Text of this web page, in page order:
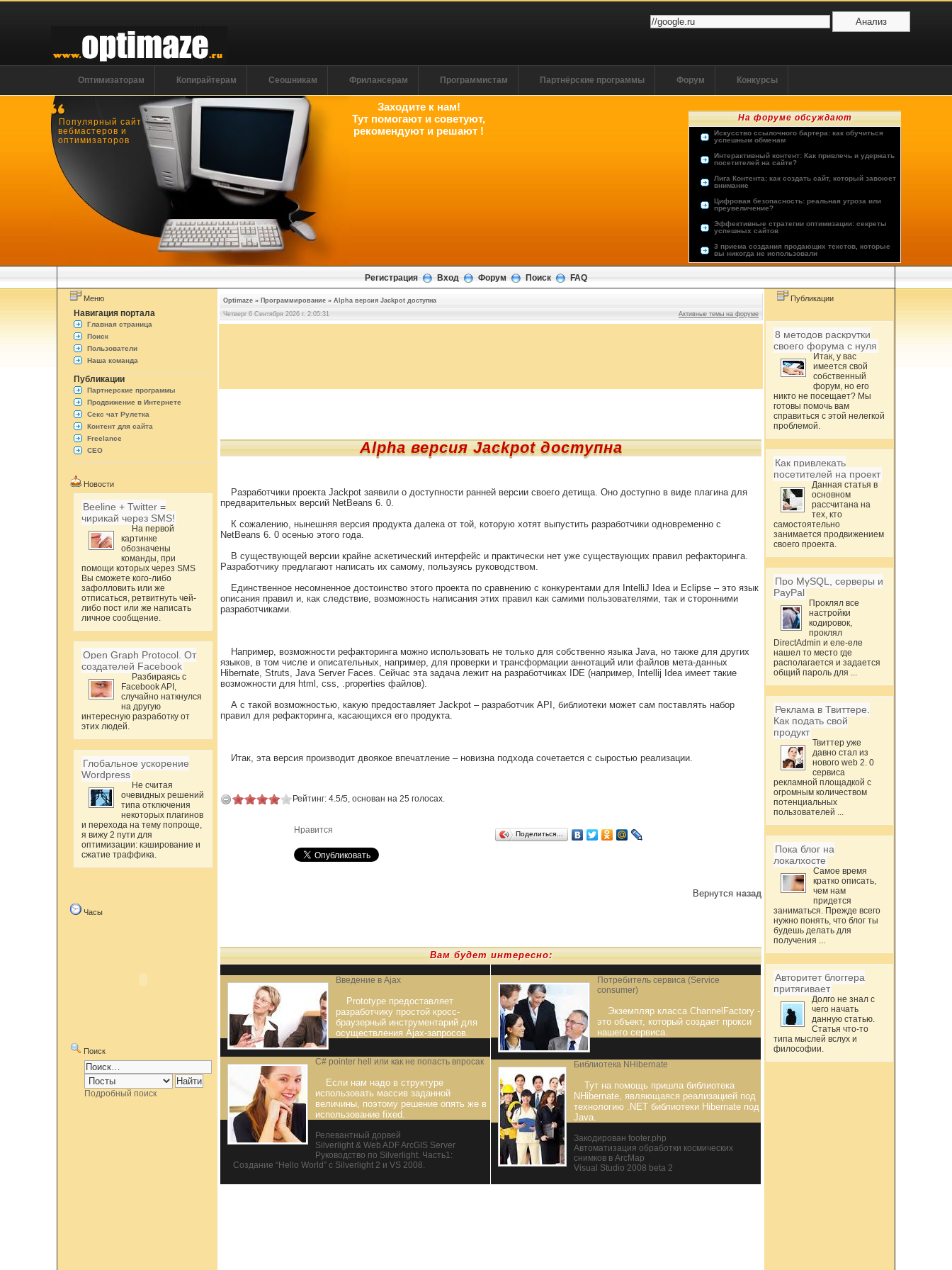
Оптимизаторам Копирайтерам Сеошникам Фрилансерам Программистам Партнёрские программы Форум Конкурсы
На форуме обсуждают
Искусство ссылочного бартера: как обучиться
успешным обменам
Интерактивный контент: Как привлечь и удержать
посетителей на сайте?
Лига Контента: как создать сайт, который завоюет
внимание
Цифровая безопасность: реальная угроза или
преувеличение?
Эффективные стратегии оптимизации: секреты
успешных сайтов
3 приема создания продающих текстов, которые
вы никогда не использовали
Опыт пользователей: лучшие хостинг-провайдеры
Популярный сайт
вебмастеров и
оптимизаторов
Заходите к нам!
Тут помогают и советуют,
рекомендуют и решают !
Регистрация Вход Форум Поиск FAQ
Меню
Навигация портала
Главная страница
Поиск
Пользователи
Наша команда
Публикации
Партнерские программы
Продвижение в Интернете
Секс чат Рулетка
Контент для сайта
Freelance
СЕО
Новости
Beeline + Twitter =
чирикай через SMS!
На первой
картинке
обозначены
команды, при
помощи которых через SMS
Вы сможете кого-либо
зафолловить или же
отписаться, ретвитнуть чей-
либо пост или же написать
личное сообщение.
Open Graph Protocol. От
создателей Facebook
Разбираясь с
Facebook API,
случайно наткнулся
на другую
интересную разработку от
этих людей.
Глобальное ускорение
Wordpress
Не считая
очевидных решений
типа отключения
некоторых плагинов
и перехода на тему попроще,
я вижу 2 пути для
оптимизации: кэширование и
сжатие траффика.
Часы
Поиск
Подробный поиск
Optimaze » Программирование » Alpha версия Jackpot доступна
Четверг 6 Сентября 2026 г. 2:05:32
Активные темы на форуме
Alpha версия Jackpot доступна
Разработчики проекта Jackpot заявили о доступности ранней версии своего детища. Оно доступно в виде плагина для
предварительных версий NetBeans 6. 0.
К сожалению, нынешняя версия продукта далека от той, которую хотят выпустить разработчики одновременно с
NetBeans 6. 0 осенью этого года.
В существующей версии крайне аскетический интерфейс и практически нет уже существующих правил рефакторинга.
Разработчику предлагают написать их самому, пользуясь руководством.
Единственное несомненное достоинство этого проекта по сравнению с конкурентами для IntelliJ Idea и Eclipse – это язык
описания правил и, как следствие, возможность написания этих правил как самими пользователями, так и сторонними
разработчиками.
Например, возможности рефакторинга можно использовать не только для собственно языка Java, но также для других
языков, в том числе и описательных, например, для проверки и трансформации аннотаций или файлов мета-данных
Hibernate, Struts, Java Server Faces. Сейчас эта задача лежит на разработчиках IDE (например, Intellij Idea имеет такие
возможности для html, css, .properties файлов).
А с такой возможностью, какую предоставляет Jackpot – разработчик API, библиотеки может сам поставлять набор
правил для рефакторинга, касающихся его продукта.
Итак, эта версия производит двоякое впечатление – новизна подхода сочетается с сыростью реализации.
Рейтинг: 4.5/5, основан на 25 голосах.
Нравится Поделиться…
Вернутся назад
Вам будет интересно:
Введение в Ajax
Prototype предоставляет
разработчику простой кросс-
браузерный инструментарий для
осуществления Ajax-запросов.
C# pointer hell или как не попасть впросак
Если нам надо в структуре
использовать массив заданной
величины, поэтому решение опять же в
использование fixed.
Релевантный дорвей
Silverlight & Web ADF ArcGIS Server
Руководство по Silverlight. Часть1:
Создание “Hello World” с Silverlight 2 и VS 2008.
Потребитель сервиса (Service
consumer)
Экземпляр класса ChannelFactory -
это объект, который создает прокси
нашего сервиса.
Библиотека NHibernate
Тут на помощь пришла библиотека
NHibernate, являющаяся реализацией под
технологию .NET библиотеки Hibernate под
Java.
Закодирован footer.php
Автоматизация обработки космических
снимков в ArcMap
Visual Studio 2008 beta 2
Публикации
8 методов раскрутки
своего форума с нуля
Итак, у вас
имеется свой
собственный
форум, но его
никто не посещает? Мы
готовы помочь вам
справиться с этой нелегкой
проблемой.
Как привлекать
посетителей на проект
Данная статья в
основном
рассчитана на
тех, кто
самостоятельно
занимается продвижением
своего проекта.
Про MySQL, серверы и
PayPal
Проклял все
настройки
кодировок,
проклял
DirectAdmin и еле-еле
нашел то место где
располагается и задается
общий пароль для ...
Реклама в Твиттере.
Как подать свой
продукт
Твиттер уже
давно стал из
нового web 2. 0
сервиса
рекламной площадкой с
огромным количеством
потенциальных
пользователей ...
Пока блог на
локалхосте
Самое время
кратко описать,
чем нам
придется
заниматься. Прежде всего
нужно понять, что блог ты
будешь делать для
получения ...
Авторитет блоггера
притягивает
Долго не знал с
чего начать
данную статью.
Статья что-то
типа мыслей вслух и
философии.